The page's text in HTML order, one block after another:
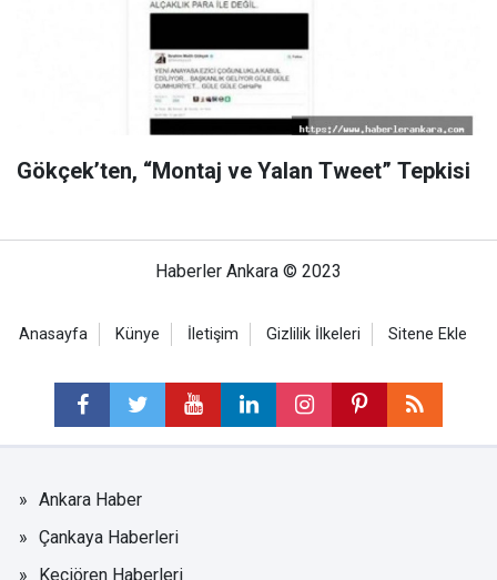
Gökçek’ten, “Montaj ve Yalan Tweet” Tepkisi
Haberler Ankara © 2023
Anasayfa Künye İletişim Gizlilik İlkeleri Sitene Ekle
Ankara Haber
Çankaya Haberleri
Keçiören Haberleri